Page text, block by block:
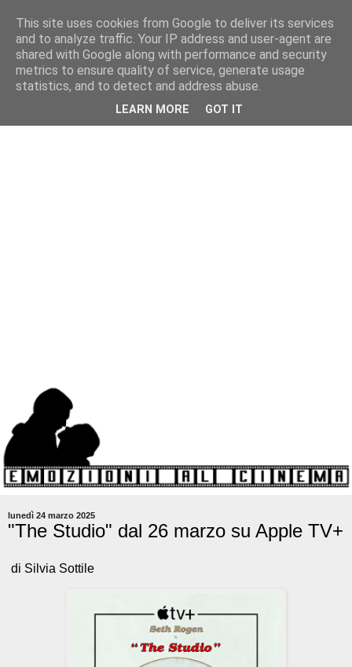
lunedì 24 marzo 2025
"The Studio" dal 26 marzo su Apple TV+
di Silvia Sottile
This site uses cookies from Google to deliver its services
and to analyze traffic. Your IP address and user-agent are
shared with Google along with performance and security
metrics to ensure quality of service, generate usage
statistics, and to detect and address abuse.
LEARN MORE GOT IT